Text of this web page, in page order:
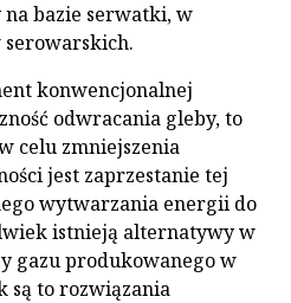
na bazie serwatki, w
konwencjonalnej
odwracania gleby, to
celu zmniejszenia
jest zaprzestanie tej
wytwarzania energii do
istnieją alternatywy w
gazu produkowanego w
są to rozwiązania